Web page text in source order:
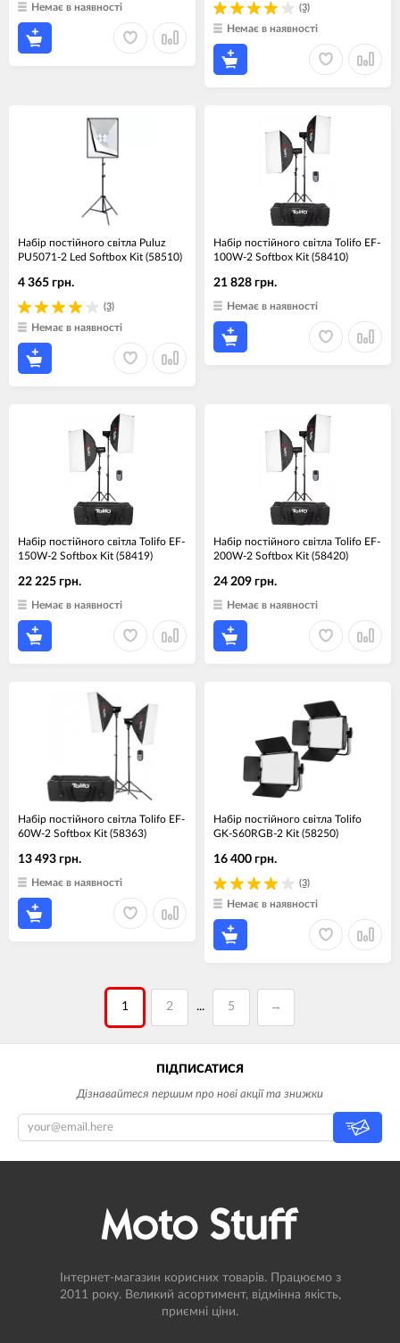
Немає в наявності (3)
Немає в наявності
Набір постійного світла Puluz
PU5071-2 Led Softbox Kit (58510)
(3)
4 365 грн.
Немає в наявності
Набір постійного світла Tolifo EF-
100W-2 Softbox Kit (58410)
21 828 грн.
Немає в наявності
Набір постійного світла Tolifo EF-
150W-2 Softbox Kit (58419)
22 225 грн.
Немає в наявності
Набір постійного світла Tolifo EF-
200W-2 Softbox Kit (58420)
24 209 грн.
Немає в наявності
Набір постійного світла Tolifo EF-
60W-2 Softbox Kit (58363)
13 493 грн.
Немає в наявності
Набір постійного світла Tolifo
GK-S60RGB-2 Kit (58250)
(3)
16 400 грн.
Немає в наявності
1 2 ... 5 →
ПІДПИСАТИСЯ
Дізнавайтеся першим про нові акції та знижки
Інтернет-магазин корисних товарів. Працюємо з
2011 року. Великий асортимент, відмінна якість,
приємні ціни.